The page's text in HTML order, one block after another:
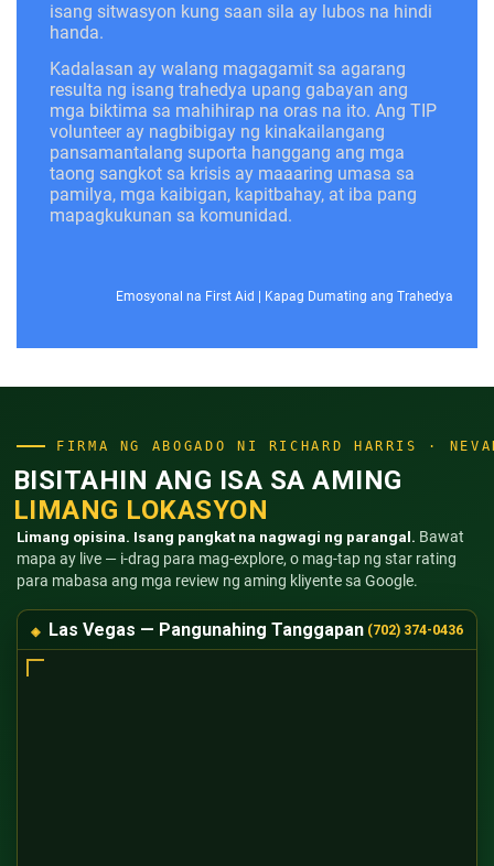
isang sitwasyon kung saan sila ay lubos na hindi
handa.
Kadalasan ay walang magagamit sa agarang
resulta ng isang trahedya upang gabayan ang
mga biktima sa mahihirap na oras na ito. Ang TIP
volunteer ay nagbibigay ng kinakailangang
pansamantalang suporta hanggang ang mga
taong sangkot sa krisis ay maaaring umasa sa
pamilya, mga kaibigan, kapitbahay, at iba pang
mapagkukunan sa komunidad.
Emosyonal na First Aid | Kapag Dumating ang Trahedya
FIRMA NG ABOGADO NI RICHARD HARRIS ·
BISITAHIN ANG ISA SA AMING
LIMANG LOKASYON
Limang opisina. Isang pangkat na nagwagi ng parangal. Bawat
mapa ay live — i-drag para mag-explore, o mag-tap ng star rating
para mabasa ang mga review ng aming kliyente sa Google.
Las Vegas — Pangunahing Tanggapan (702) 374-0436